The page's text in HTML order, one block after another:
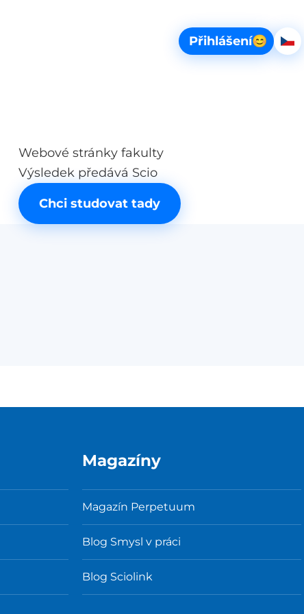
scio_web.span_sr-only.basket
Přihlášení😊
Webové stránky fakulty
Výsledek předává Scio
Chci studovat tady
Magazíny
Magazín Perpetuum
Blog Smysl v práci
Blog Sciolink